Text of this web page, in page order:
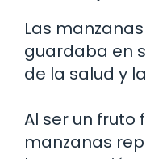
Las
guardaba en
de la salud y
Al ser un fruto
manzanas